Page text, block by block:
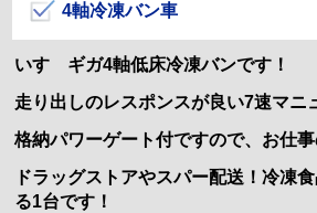
4軸冷凍バン車
いすゞギガ4軸低床冷凍バンです！
走り出しのレスポンスが良い7速マニ
格納パワーゲート付ですので、お仕
ドラッグストアやスパー配送！冷凍
る1台です！